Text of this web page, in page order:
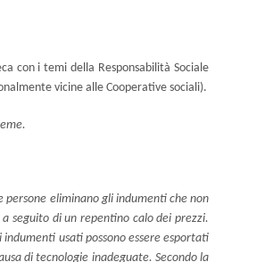
con i temi della Responsabilità Sociale
vicine alle Cooperative sociali).
persone eliminano gli indumenti che non
seguito di un repentino calo dei prezzi.
usati possono essere esportati
di tecnologie inadeguate. Secondo la